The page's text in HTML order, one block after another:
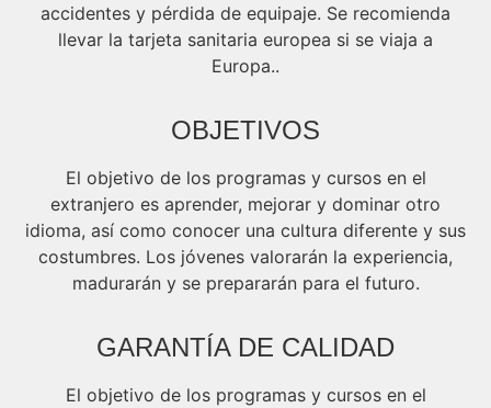
accidentes y pérdida de equipaje. Se recomienda
llevar la tarjeta sanitaria europea si se viaja a
Europa..
OBJETIVOS
El objetivo de los programas y cursos en el
extranjero es aprender, mejorar y dominar otro
idioma, así como conocer una cultura diferente y sus
costumbres. Los jóvenes valorarán la experiencia,
madurarán y se prepararán para el futuro.
GARANTÍA DE CALIDAD
El objetivo de los programas y cursos en el